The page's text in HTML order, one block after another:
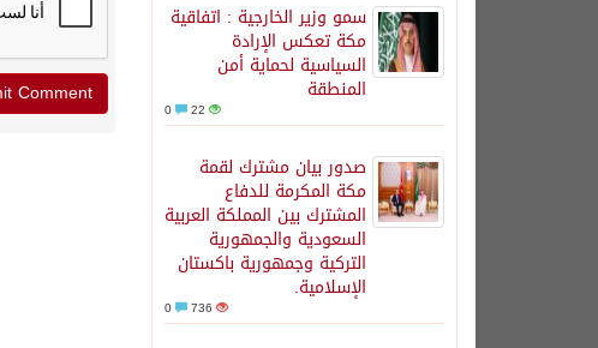
سمو وزير الخارجية : اتفاقية
مكة تعكس الإرادة
السياسية لحماية أمن
المنطقة
22
صدور بيان مشترك لقمة
مكة المكرمة للدفاع
المشترك بين المملكة العربية
السعودية والجمهورية
التركية وجمهورية باكستان
الإسلامية.
736